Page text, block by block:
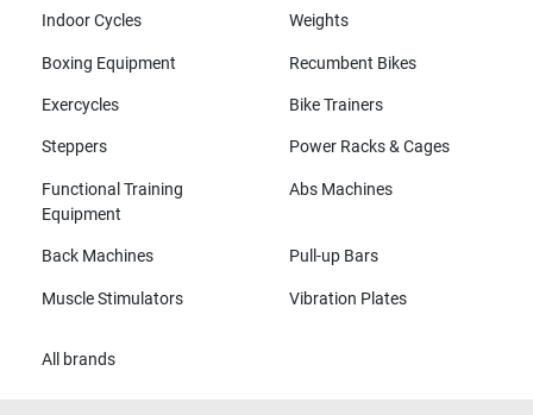
Indoor Cycles Weights
Boxing Equipment Recumbent Bikes
Exercycles Bike Trainers
Steppers Power Racks & Cages
Functional Training
Equipment
Abs Machines
Back Machines Pull-up Bars
Muscle Stimulators Vibration Plates
All brands